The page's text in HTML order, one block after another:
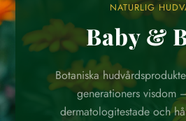
NATURLIG
Baby &
Botaniska
generationers visdom
dermatologitestade och